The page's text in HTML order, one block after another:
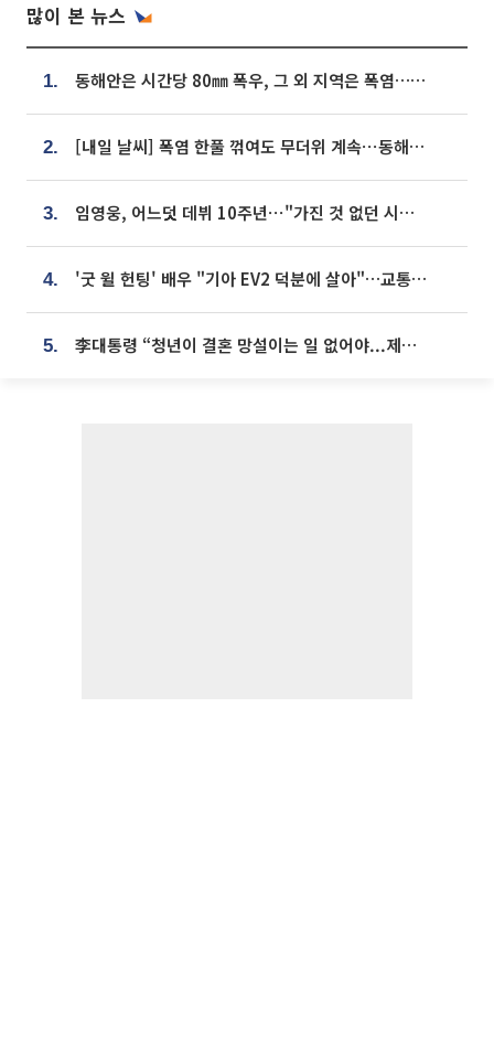
많이 본 뉴스
1. 동해안은 시간당 80㎜ 폭우, 그 외 지역은 폭염…‘극과 극 날씨’
2. [내일 날씨] 폭염 한풀 꺾여도 무더위 계속⋯동해안 이틀 연속 비
3. 임영웅, 어느덧 데뷔 10주년⋯"가진 것 없던 시절, 내 앞엔 20명의 팬뿐"
4. '굿 윌 헌팅' 배우 "기아 EV2 덕분에 살아"…교통사고 후 안전성 극찬
5. 李대통령 “청년이 결혼 망설이는 일 없어야...제도상 불이익 조사”